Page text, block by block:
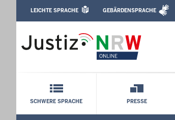
Landgericht Düsseldorf:
Leichte Sprache,
LEICHTE SPRACHE GEBÄRDENSPRACHE
Schnellnavigation mit
SCHWERE SPRACHE PRESSE